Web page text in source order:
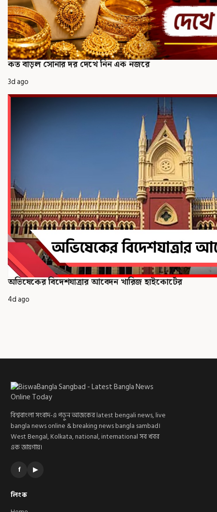
কত বাড়ল সোনার দর দেখে নিন এক নজরে
3d ago
অভিষেকের বিদেশযাত্রার আবেদন খারিজ হাইকোর্টের
4d ago
বিশ্ববাংলা সংবাদ-এ পড়ুন আজকের latest bengali news, live
bangla news online & breaking news bangla sambad।
West Bengal, Kolkata, national, international সব খবর
এক জায়গায়।
f ▶
লিংক